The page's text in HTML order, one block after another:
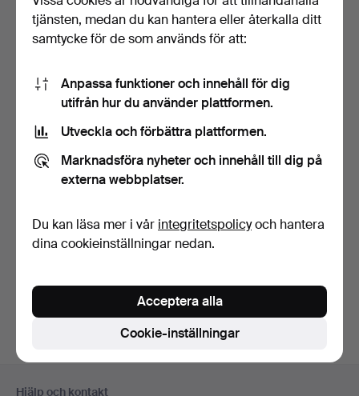
Malmöhus Län, Os…
Du kan också söka ivårt arkiv med avslutade auktioner
Hjälp och kontakt
tjänsten, medan du kan hantera eller återkalla ditt
samtycke för de som används för att:
Anpassa funktioner och innehåll för dig
utifrån hur du använder plattformen.
Utveckla och förbättra plattformen.
Marknadsföra nyheter och innehåll till dig på
externa webbplatser.
Du kan läsa mer i vår integritetspolicyoch hantera
dina cookieinställningar nedan.
Cookie-inställningar
Acceptera alla